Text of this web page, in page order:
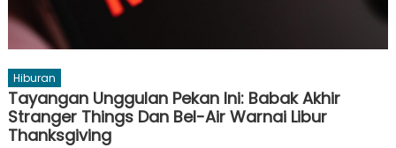
Hiburan
Tayangan Unggulan Pekan Ini: Babak Akhir
Stranger Things Dan Bel-Air Warnai Libur
Thanksgiving